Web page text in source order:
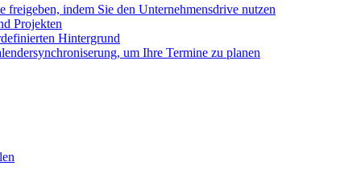
indem Sie den Unternehmensdrive nutzen
Projekten
Hintergrund
um Ihre Termine zu planen